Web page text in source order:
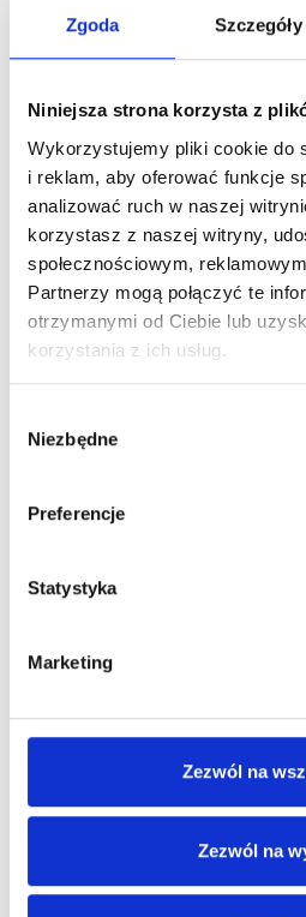
Zgoda Szczegóły
Niniejsza strona korzysta z
Wykorzystujemy pliki cookie do
i reklam, aby oferować funkcje
analizować ruch w naszej
korzystasz z naszej witryny,
społecznościowym,
Partnerzy mogą połączyć te
otrzymanymi od Ciebie lub
korzystania z ich usług.
zgody
Niezbędne
Preferencje
Statystyka
Marketing
Zezwól na
Zezwól na
Nr. art. 121900
AG A: M22x1.5 IG
Specyfikacje
SPECYFIKACJE
Masa
POWRÓT DO LISTY